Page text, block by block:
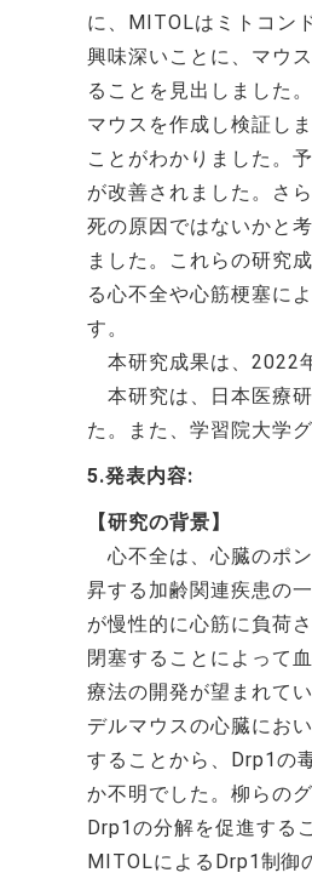
に、MITOLはミトコン
興味深いことに、マウ
ることを見出しました
マウスを作成し検証し
ことがわかりました。
が改善されました。さ
死の原因ではないかと
ました。これらの研究
る心不全や心筋梗塞に
す。
本研究成果は、2022
本研究は、日本医療
た。また、学習院大学
5.発表内容:
【研究の背景】
心不全は、心臓のポ
昇する加齢関連疾患の
が慢性的に心筋に負荷
閉塞することによって
療法の開発が望まれて
デルマウスの心臓にお
することから、Drp1の
か不明でした。柳らの
Drp1の分解を促進する
MITOLによるDrp1制御